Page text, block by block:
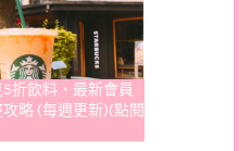
折飲料、最新會員
略 (每週更新)(點閱